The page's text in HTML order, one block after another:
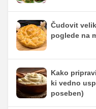
Čudovit
poglede na
Kako
ki vedno
poseben)